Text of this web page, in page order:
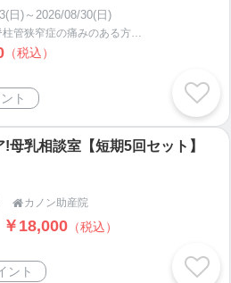
日)～2026/08/30(日)
（税込）
ト
!母乳相談室【短期5回セット】
カノン助産院
￥18,000 （税込）
ント